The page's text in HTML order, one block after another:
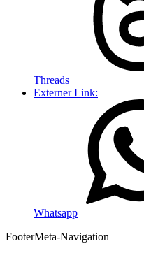
Threads
Externer Link:
Whatsapp
FooterMeta-Navigation